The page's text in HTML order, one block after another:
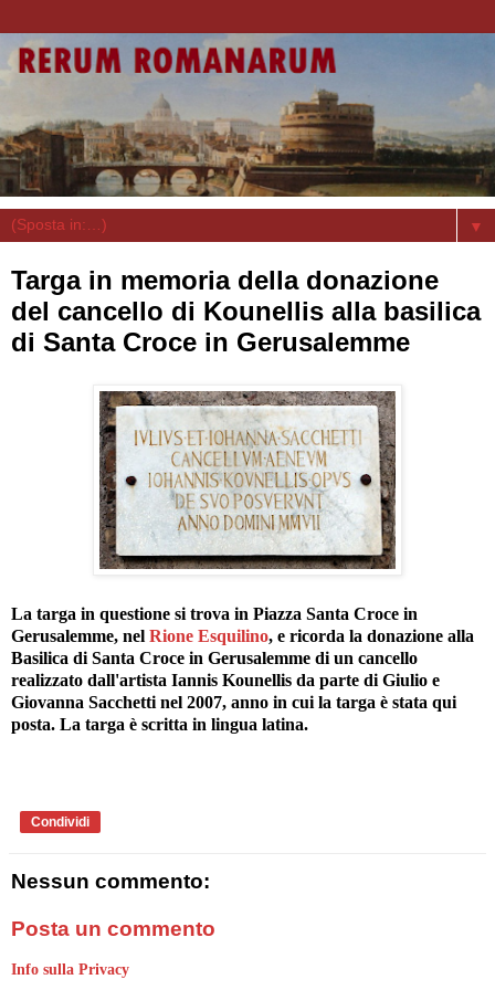
▼
Targa in memoria della donazione
del cancello di Kounellis alla basilica
di Santa Croce in Gerusalemme
La targa in questione si trova in Piazza Santa Croce in
Gerusalemme, nel Rione Esquilino, e ricorda la donazione alla
Basilica di Santa Croce in Gerusalemme di un cancello
realizzato dall'artista Iannis Kounellis da parte di Giulio e
Giovanna Sacchetti nel 2007, anno in cui la targa è stata qui
posta. La targa è scritta in lingua latina.
Condividi
Nessun commento:
Posta un commento
Info sulla Privacy